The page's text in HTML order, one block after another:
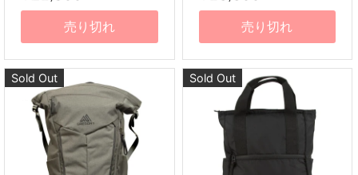
BACK バッグパック シ
ルバー系売り切れ
ック 0A3KYV EF1
EXPLORE FUSEBOX S
エクスプロー ヒューズ
ボックス S TNF
BLUE/TNF BLACK ブル
ー+ブラック
売り切れ
Sold Out Sold Out